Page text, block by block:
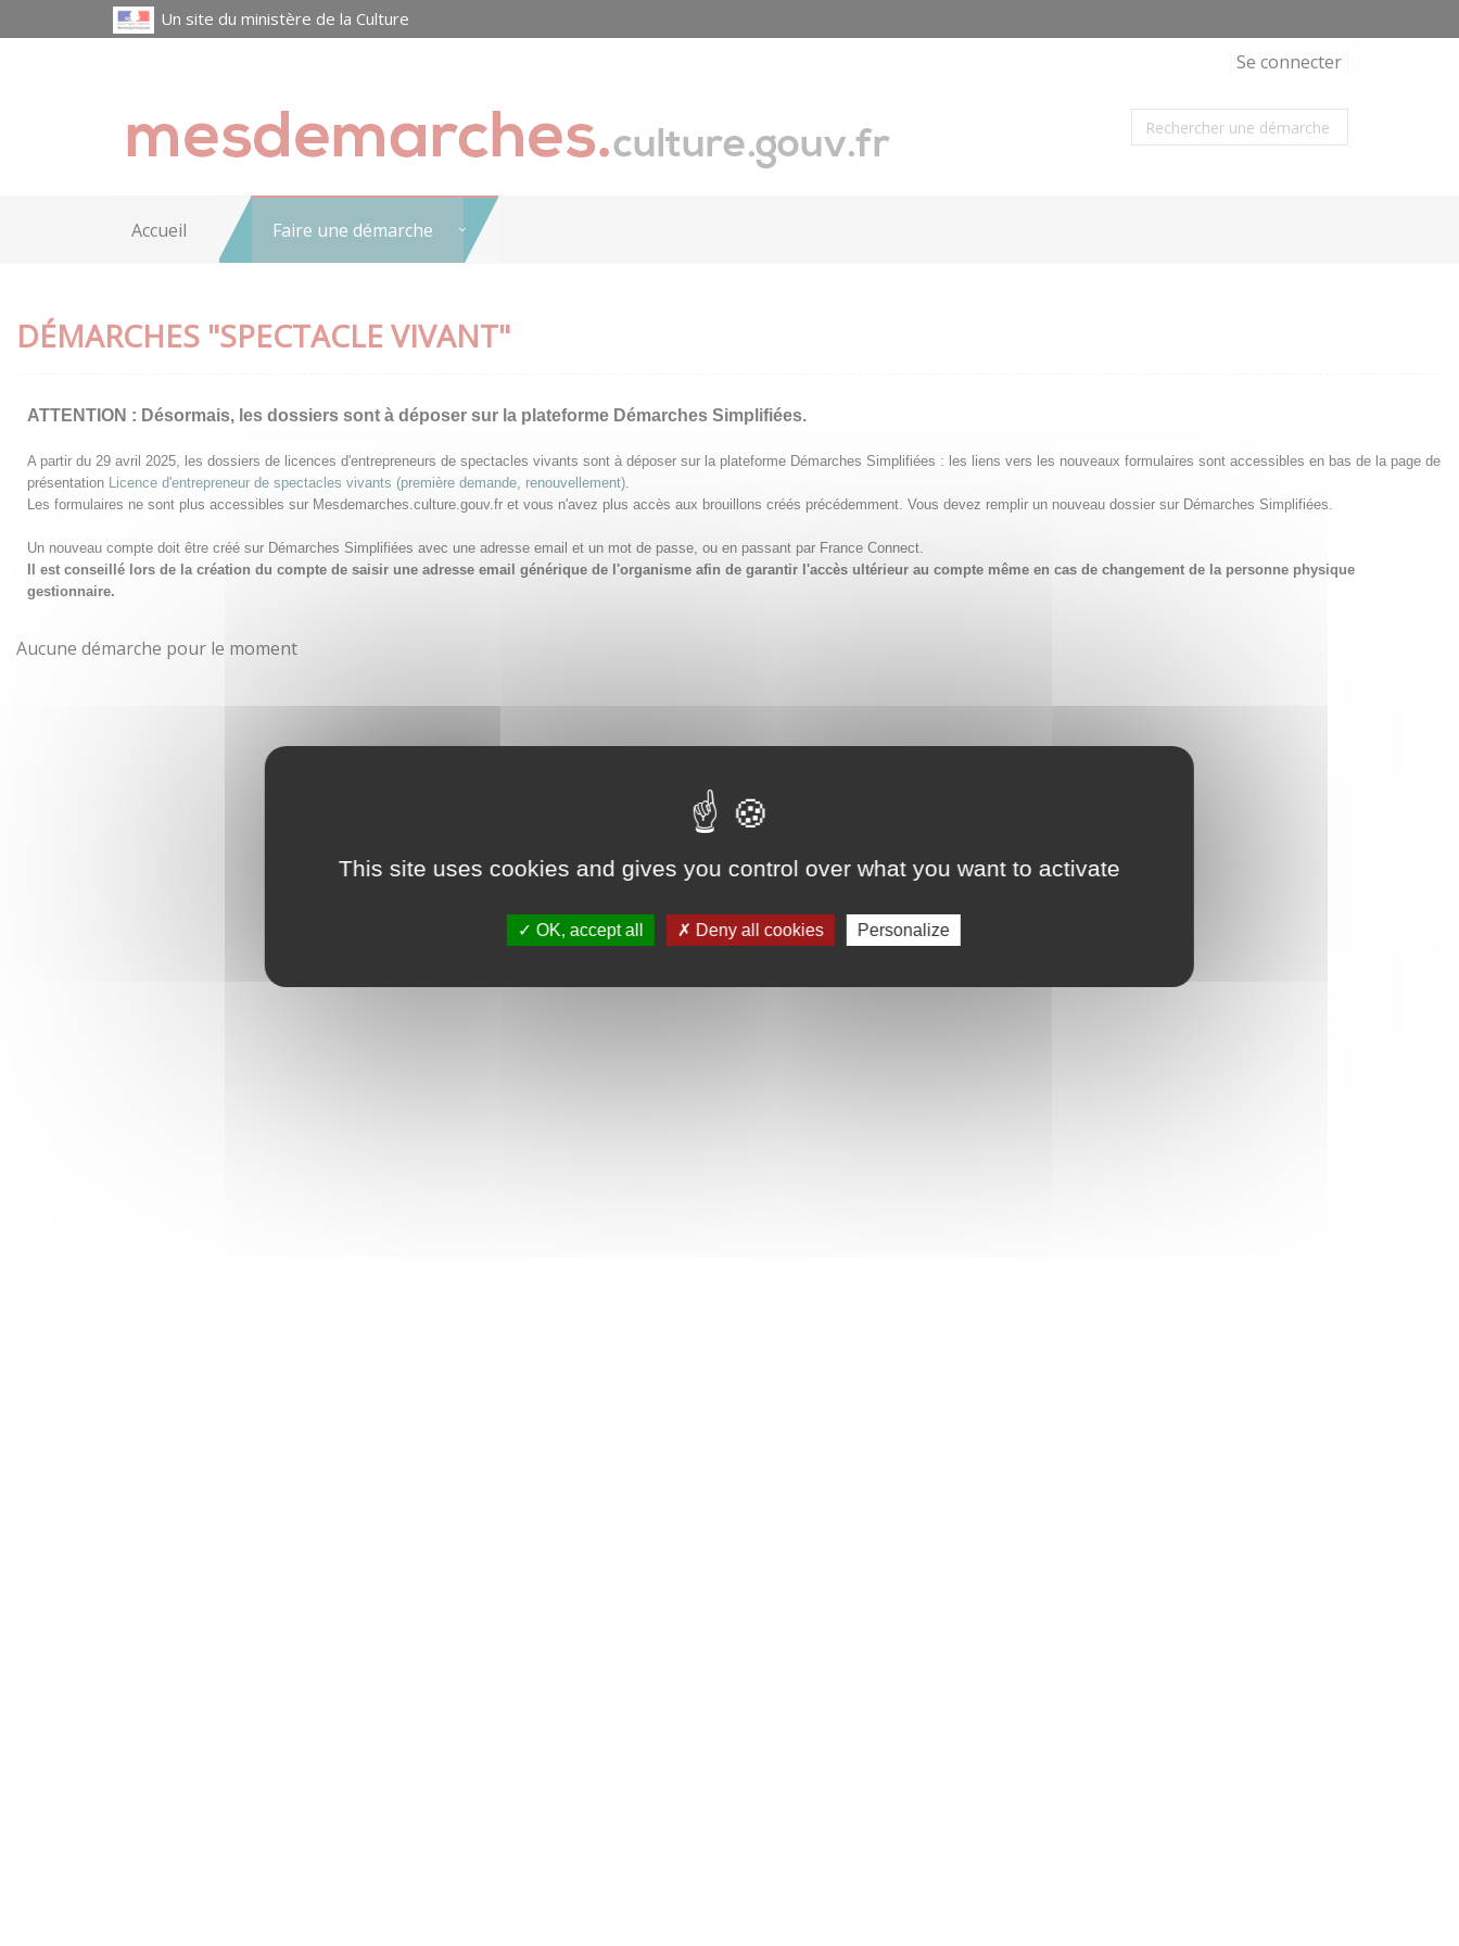
This site uses cookies and gives you control over what you want to activate
OK, accept all Deny all cookies Personalize
Un site du ministère de la Culture
Se connecter
Accueil Faire une démarche
DÉMARCHES "SPECTACLE VIVANT"
ATTENTION : Désormais, les dossiers sont à déposer sur la plateforme Démarches Simplifiées.
A partir du 29 avril 2025, les dossiers de licences d'entrepreneurs de spectacles vivants sont à déposer sur la plateforme Démarches Simplifiées : les liens vers les nouveaux formulaires sont accessibles en bas de la page de
présentation Licence d'entrepreneur de spectacles vivants (première demande, renouvellement).
Les formulaires ne sont plus accessibles sur Mesdemarches.culture.gouv.fr et vous n'avez plus accès aux brouillons créés précédemment. Vous devez remplir un nouveau dossier sur Démarches Simplifiées.
Un nouveau compte doit être créé sur Démarches Simplifiées avec une adresse email et un mot de passe, ou en passant par France Connect.
Il est conseillé lors de la création du compte de saisir une adresse email générique de l'organisme afin de garantir l'accès ultérieur au compte même en cas de changement de la personne physique
gestionnaire.
Aucune démarche pour le moment